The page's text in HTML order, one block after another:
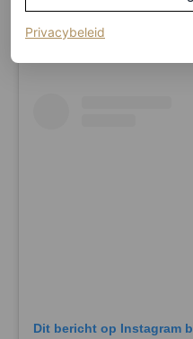
Dit bericht op Instagram
Privacybeleid